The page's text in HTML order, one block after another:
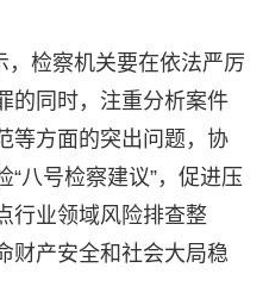
，检察机关要在依法严厉
的同时，注重分析案件
等方面的突出问题，协
“八号检察建议”，促进压
行业领域风险排查整
财产安全和社会大局稳